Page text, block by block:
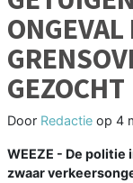
ONGEVAL
GEZOCHT
Door Redactie op 4
WEEZE - De politie
zwaar